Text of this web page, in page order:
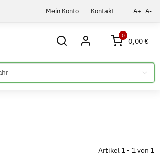
Mein Konto Kontakt A+ A-
0
0,00 €
Artikel 1 - 1 von 1